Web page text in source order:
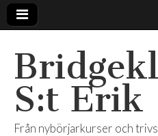
S:t Erik
Från nybörjarkurser och